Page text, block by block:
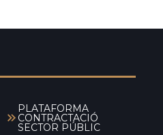
PLATAFORMA
CONTRACTACIÓ
SECTOR PÚBLIC